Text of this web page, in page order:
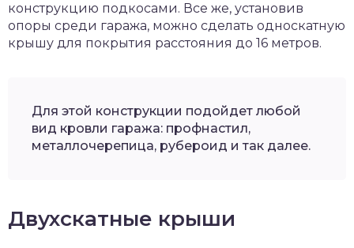
конструкцию подкосами. Все же, установив
опоры среди гаража, можно сделать односкатную
крышу для покрытия расстояния до 16 метров.
Для этой конструкции подойдет любой
вид кровли гаража: профнастил,
металлочерепица, рубероид и так далее.
Двухскатные крыши